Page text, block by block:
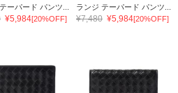
ーパード パンツ...
¥5,984[20%OFF]
ランジ テーパード パンツ...
¥7,480 ¥5,984[20%OFF]